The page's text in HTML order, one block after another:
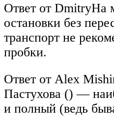
Ответ от DmitryНа
остановки без
транспорт не
пробки.
Ответ от Alex
Пастухова () —
и полный (ведь